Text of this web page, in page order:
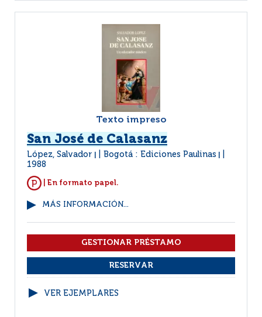
Texto impreso
San José de Calasanz
López, Salvador Bogotá : Ediciones Paulinas
1988
| En formato papel.
MÁS INFORMACIÓN...
VER EJEMPLARES